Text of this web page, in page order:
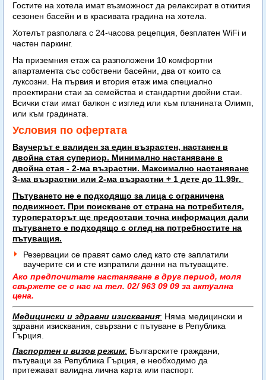
Гостите на хотела имат възможност да релаксират в откития
сезонен басейн и в красивата градина на хотела.
Хотелът разполага с 24-часова рецепция, безплатен WiFi и
частен паркинг.
На приземния етаж са разположени 10 комфортни
апартамента със собствени басейни, два от които са
луксозни. На първия и втория етаж има специално
проектирани стаи за семейства и стандартни двойни стаи.
Всички стаи имат балкон с изглед или към планината Олимп,
или към градината.
Условия по офертата
Ваучерът е валиден за един възрастен, настанен в
двойна стая супериор. Минимално настаняване в
двойна стая - 2-ма възрастни. Максимално настаняване
3-ма възрастни или 2-ма възрастни + 1 дете до 11.99г.
Пътуването не е подходящо за лица с ограничена
подвижност. При поискване от страна на потребителя,
туроператорът ще предостави точна информация дали
пътуването е подходящо с оглед на потребностите на
пътуващия.
Резервации се правят само след като сте заплатили
ваучерите си и сте изпратили данни на пътуващите.
Ако предпочитате настаняване в друг период, моля
свържете се с нас на тел. 02/ 963 09 09 за актуална
цена.
Медицински и здравни изисквания: Няма медицински и
здравни изисквания, свързани с пътуване в Република
Гърция.
Паспортен и визов режим: Българските граждани,
пътуващи за Република Гърция, е необходимо да
притежават валидна лична карта или паспорт.